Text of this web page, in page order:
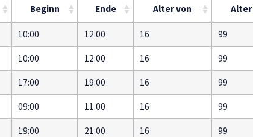
Beginn Ende Alter von Alter
10:00 12:00 16 99
10:00 12:00 16 99
17:00 19:00 16 99
09:00 11:00 16 99
19:00 21:00 16 99